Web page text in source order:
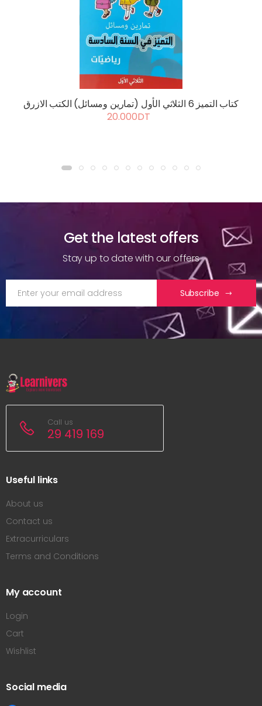
كتاب التميز 6 الثلاثي الأول (تمارين ومسائل) الكتب الازرق
20.000DT
Get the latest offers
Stay up to date with our offers
Subscribe
Call us
29 419 169
Useful links
About us
Contact us
Extracurriculars
Terms and Conditions
My account
Login
Cart
Wishlist
Social media